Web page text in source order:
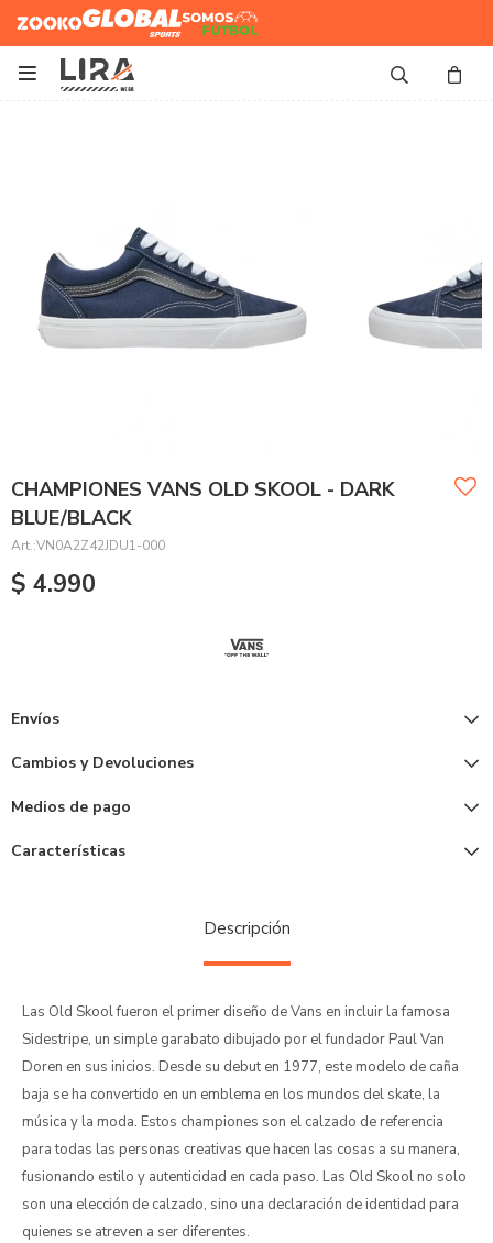
Zooko Global Sports
Somos
Futbol

CHAMPIONES VANS OLD SKOOL - DARK
BLUE/BLACK
VN0A2Z42JDU1-000
$ 4.990
Envíos
Cambios y Devoluciones
Medios de pago
Características
Descripción
Las Old Skool fueron el primer diseño de Vans en incluir la famosa
Sidestripe, un simple garabato dibujado por el fundador Paul Van
Doren en sus inicios. Desde su debut en 1977, este modelo de caña
baja se ha convertido en un emblema en los mundos del skate, la
música y la moda. Estos championes son el calzado de referencia
para todas las personas creativas que hacen las cosas a su manera,
fusionando estilo y autenticidad en cada paso. Las Old Skool no solo
son una elección de calzado, sino una declaración de identidad para
quienes se atreven a ser diferentes.